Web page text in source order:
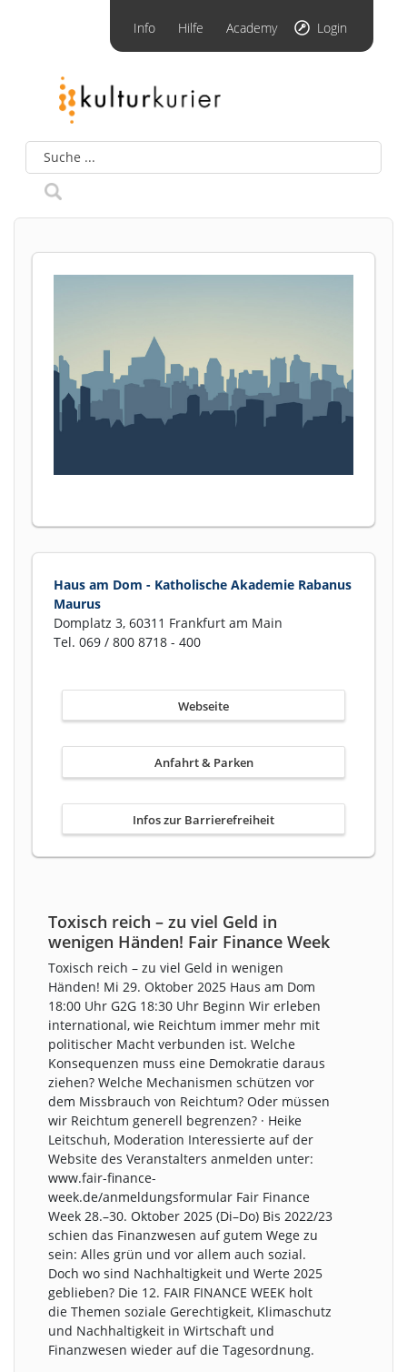
Info Hilfe Academy Login
Haus am Dom - Katholische Akademie Rabanus
Maurus
Domplatz 3, 60311 Frankfurt am Main
Tel. 069 / 800 8718 - 400
Webseite
Anfahrt & Parken
Infos zur Barrierefreiheit
Toxisch reich – zu viel Geld in
wenigen Händen! Fair Finance Week
Toxisch reich – zu viel Geld in wenigen
Händen! Mi 29. Oktober 2025 Haus am Dom
18:00 Uhr G2G 18:30 Uhr Beginn Wir erleben
international, wie Reichtum immer mehr mit
po­litischer Macht verbunden ist. Welche
Konsequenzen muss eine Demokratie daraus
ziehen? Welche Mechanismen schützen vor
dem Missbrauch von Reichtum? Oder müssen
wir Reichtum generell begrenzen? · Heike
Leitschuh, Moderation Interessierte auf der
Website des Veranstalters anmelden unter:
www.fair-finance-
week.de/anmeldungsformular Fair Finance
Week 28.–30. Oktober 2025 (Di–Do) Bis 2022/23
schien das Finanzwesen auf gutem Wege zu
sein: Alles grün und vor ­allem auch sozial.
Doch wo sind Nachhaltigkeit und Werte 2025
geblieben? Die 12. FAIR FINANCE WEEK holt
die Themen soziale Gerechtigkeit, Klimaschutz
und Nachhaltigkeit in Wirtschaft und
Finanzwesen wieder auf die Tagesordnung.